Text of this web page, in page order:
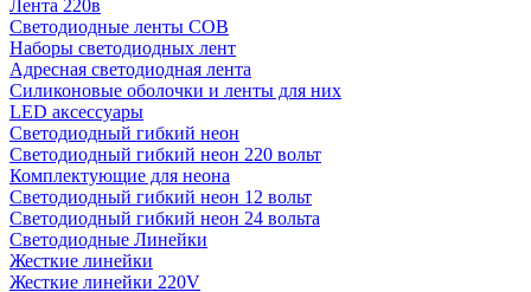
Лента 220в
Светодиодные ленты COB
Наборы светодиодных лент
Адресная светодиодная лента
Силиконовые оболочки и ленты для них
LED аксессуары
Светодиодный гибкий неон
Светодиодный гибкий неон 220 вольт
Комплектующие для неона
Светодиодный гибкий неон 12 вольт
Светодиодный гибкий неон 24 вольта
Светодиодные Линейки
Жесткие линейки
Жесткие линейки 220V